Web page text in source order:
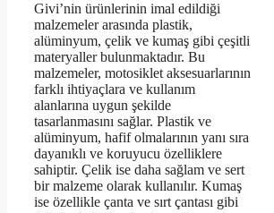
Givi’nin ürünlerinin imal edildiği
malzemeler arasında plastik,
alüminyum, çelik ve kumaş gibi çeşitli
materyaller bulunmaktadır. Bu
malzemeler, motosiklet aksesuarlarının
farklı ihtiyaçlara ve kullanım
alanlarına uygun şekilde
tasarlanmasını sağlar. Plastik ve
alüminyum, hafif olmalarının yanı sıra
dayanıklı ve koruyucu özelliklere
sahiptir. Çelik ise daha sağlam ve sert
bir malzeme olarak kullanılır. Kumaş
ise özellikle çanta ve sırt çantası gibi